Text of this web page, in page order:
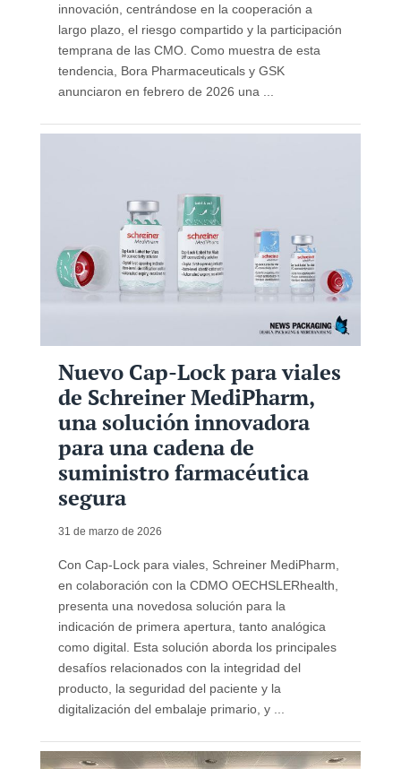
innovación, centrándose en la cooperación a
largo plazo, el riesgo compartido y la participación
temprana de las CMO. Como muestra de esta
tendencia, Bora Pharmaceuticals y GSK
anunciaron en febrero de 2026 una ...
Nuevo Cap-Lock para viales
de Schreiner MediPharm,
una solución innovadora
para una cadena de
suministro farmacéutica
segura
31 de marzo de 2026
Con Cap-Lock para viales, Schreiner MediPharm,
en colaboración con la CDMO OECHSLERhealth,
presenta una novedosa solución para la
indicación de primera apertura, tanto analógica
como digital. Esta solución aborda los principales
desafíos relacionados con la integridad del
producto, la seguridad del paciente y la
digitalización del embalaje primario, y ...